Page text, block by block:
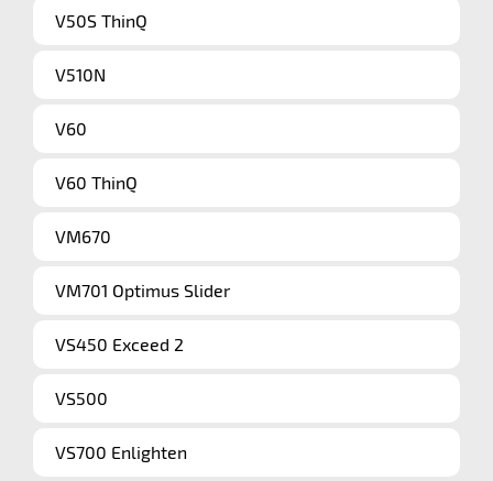
V50S ThinQ
V510N
V60
V60 ThinQ
VM670
VM701 Optimus Slider
VS450 Exceed 2
VS500
VS700 Enlighten